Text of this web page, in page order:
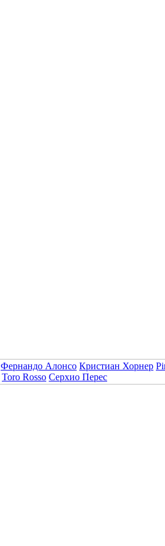
Фернандо Алонсо Кристиан Хорнер
Toro Rosso Серхио Перес